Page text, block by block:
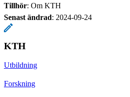
Tillhör: Om KTH
Senast ändrad: 2024-09-24
KTH
Utbildning
Forskning